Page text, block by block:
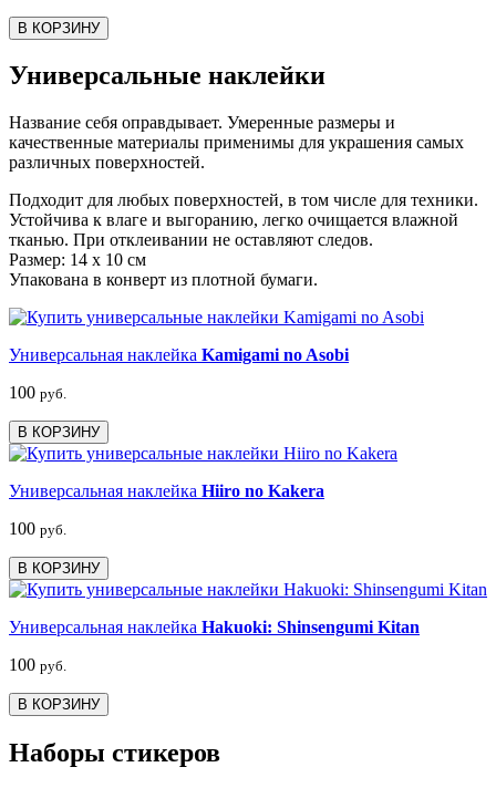
В КОРЗИНУ
Универсальные наклейки
Название себя оправдывает. Умеренные размеры и
качественные материалы применимы для украшения самых
различных поверхностей.
Подходит для любых поверхностей, в том числе для техники.
Устойчива к влаге и выгоранию, легко очищается влажной
тканью. При отклеивании не оставляют следов.
Размер: 14 х 10 см
Упакована в конверт из плотной бумаги.
Универсальная наклейка Kamigami no Asobi
100 руб.
В КОРЗИНУ
Универсальная наклейка Hiiro no Kakera
100 руб.
В КОРЗИНУ
Универсальная наклейка Hakuoki: Shinsengumi Kitan
100 руб.
В КОРЗИНУ
Наборы стикеров